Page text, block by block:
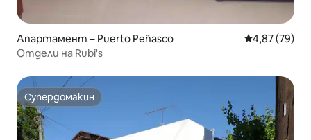
Апартамент – Puerto Peñasco Средна
4,87 (79)
Отдели на Rubi's
Супердомакин
Супердомакин